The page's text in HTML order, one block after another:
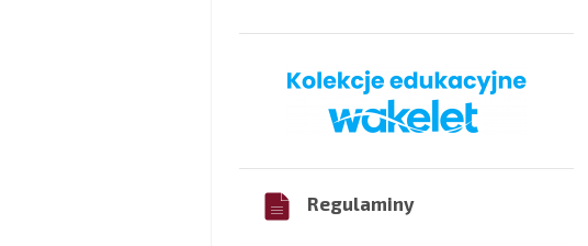
Regulaminy